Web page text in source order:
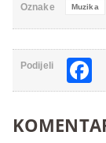
Oznake Muzika
Podijeli